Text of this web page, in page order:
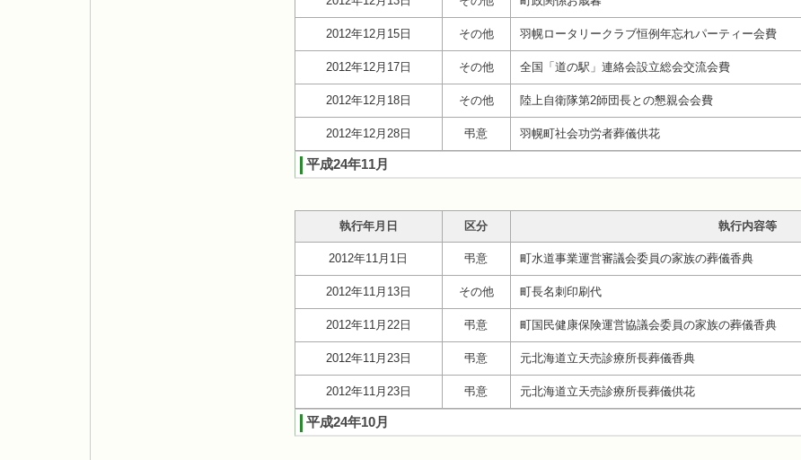
2012年12月15日 その他 羽幌ロータリークラブ恒例年忘れパーティー会費
2012年12月17日 その他 全国「道の駅」連絡会設立総会交流会費
2012年12月18日 その他 陸上自衛隊第2師団長との懇親会会費
2012年12月28日 弔意 羽幌町社会功労者葬儀供花
平成24年11月
執行年月日 区分 執行内容等
2012年11月1日 弔意 町水道事業運営審議会委員の家族の葬儀香典
2012年11月13日 その他 町長名刺印刷代
2012年11月22日 弔意 町国民健康保険運営協議会委員の家族の葬儀香典
2012年11月23日 弔意 元北海道立天売診療所長葬儀香典
2012年11月23日 弔意 元北海道立天売診療所長葬儀供花
平成24年10月